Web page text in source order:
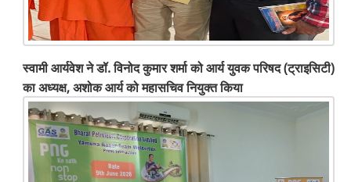
स्वामी आर्यवेश ने डॉ. विनोद कुमार शर्मा को आर्य युवक परिषद (ट्राइसिटी)
का अध्यक्ष, अशोक आर्य को महासचिव नियुक्त किया